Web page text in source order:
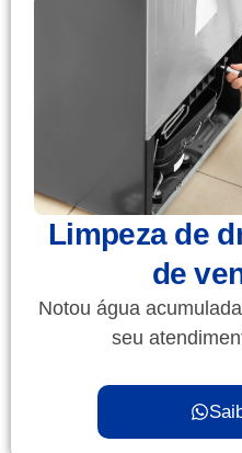
Limpeza de
de
Notou água
seu